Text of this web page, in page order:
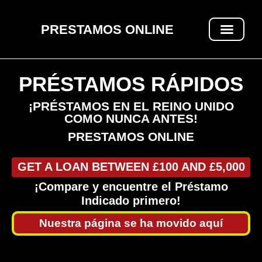
PRESTAMOS ONLINE
PRÉSTAMOS RÁPIDOS
¡PRÉSTAMOS EN EL REINO UNIDO
COMO NUNCA ANTES!
PRESTAMOS ONLINE
GET A LOAN BETWEEN £100 AND £5,000
¡Compare y encuentre el Préstamo
Indicado primero!
Nuestra página se ha movido aquí